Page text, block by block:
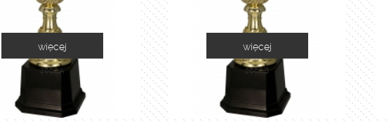
2060A
więcej
2060B
więcej